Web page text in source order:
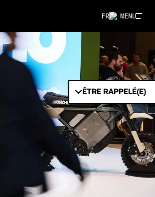
MENU
FR
ÊTRE RAPPELÉ(E)